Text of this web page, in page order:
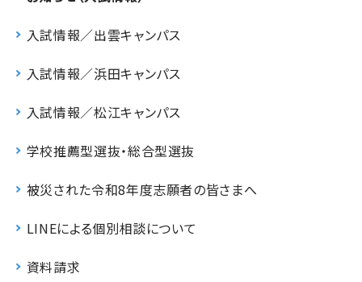
入試情報／出雲キャンパス
入試情報／浜田キャンパス
入試情報／松江キャンパス
学校推薦型選抜・総合型選抜
被災された令和8年度志願者の皆さまへ
LINEによる個別相談について
資料請求